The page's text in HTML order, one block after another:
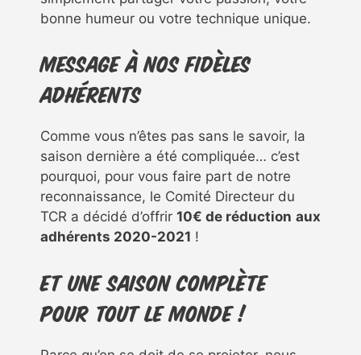
bonne humeur ou votre technique unique.
Message à nos fidèles
adhérents
Comme vous n’êtes pas sans le savoir, la
saison dernière a été compliquée… c’est
pourquoi, pour vous faire part de notre
reconnaissance, le Comité Directeur du
TCR a décidé d’offrir 10€ de réduction aux
adhérents 2020-2021 !
Et une saison complète
pour tout le monde !